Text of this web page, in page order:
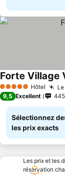
5 Étoiles Hôtel
Forte Village
9,5 Excellent 445
Sélectionnez
les prix exacts
Les prix et les
réservation